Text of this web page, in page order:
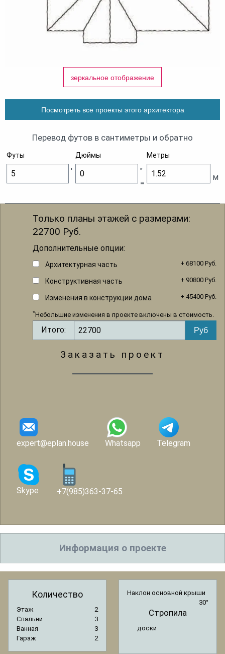
зеркальное отображение
Посмотреть все проекты этого архитектора
Перевод футов в сантиметры и обратно
Футы Дюймы Метры
'
"
=
м
Только планы этажей с размерами:
22700 Руб.
Дополнительные опции:
Архитектурная часть + 68100 Руб.
Конструктивная часть + 90800 Руб.
Изменения в конструкции дома + 45400 Руб.
*Небольшие изменения в проекте включены в стоимость.
Итого:
Заказать проект
expert@eplan.house Whatsapp Telegram
Skype +7(985)363-37-65
Информация о проекте
Количество
Этаж
2
Спальни
3
Ванная
3
Гараж
2
Наклон основной крыши
30°
Стропила
доски